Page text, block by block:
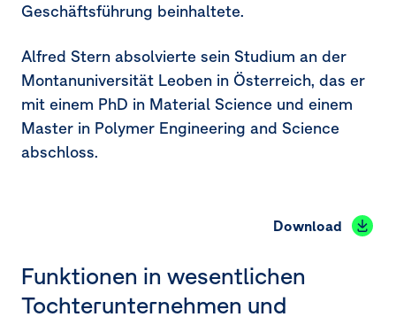
Geschäftsführung beinhaltete.
Alfred Stern absolvierte sein Studium an der
Montanuniversität Leoben in Österreich, das er
mit einem PhD in Material Science und einem
Master in Polymer Engineering and Science
abschloss.
Download
Funktionen in wesentlichen
Tochterunternehmen und